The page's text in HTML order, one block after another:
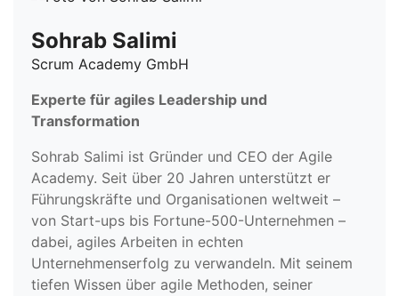
Sohrab Salimi
Scrum Academy GmbH
Experte für agiles Leadership und
Transformation
Sohrab Salimi ist Gründer und CEO der Agile
Academy. Seit über 20 Jahren unterstützt er
Führungskräfte und Organisationen weltweit –
von Start-ups bis Fortune-500-Unternehmen –
dabei, agiles Arbeiten in echten
Unternehmenserfolg zu verwandeln. Mit seinem
tiefen Wissen über agile Methoden, seiner